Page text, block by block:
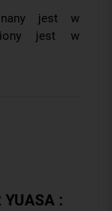
jest w
jest w
: